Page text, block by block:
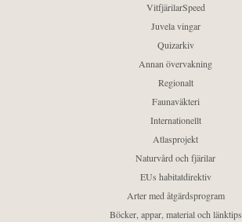
VitfjärilarSpeed
Juvela vingar
Quizarkiv
Annan övervakning
Regionalt
Faunaväkteri
Internationellt
Atlasprojekt
Naturvård och fjärilar
EUs habitatdirektiv
Arter med åtgärdsprogram
Böcker, appar, material och länktips